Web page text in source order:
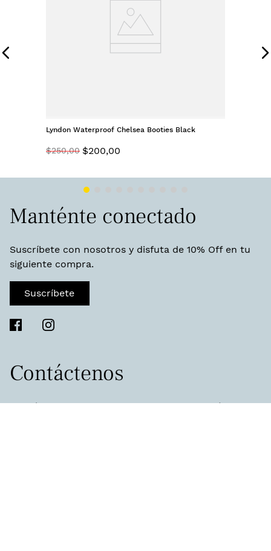
Lyndon Waterproof Chelsea Booties Black
$250,00 $200,00
Manténte conectado
Suscríbete con nosotros y disfuta de 10% Off en tu
siguiente compra.
Suscríbete
Contáctenos
Permítanos ayudarlo a encontrar lo que está